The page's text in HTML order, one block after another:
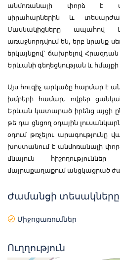
անմոռանալի փորձ է
սիրահարներին և
Մասնակիցները ապահով
առաջնորդվում են, երբ նրանք
երկայնքով՝ ճախրելով Հրազդան
Երևանի գեղեցկության և
Այս հուզիչ արկածը հարմար է
խմբերի համար, ովքեր
Երևան կատարած իրենց այցի
թե դա ցնցող օդային
օդում թռչելու արագությունը
խոստանում է անմոռանալի
մնայուն
մայրաքաղաքում անցկացրած
Ժամանցի տեսակները
Միջոցառումներ
Ուղղություն